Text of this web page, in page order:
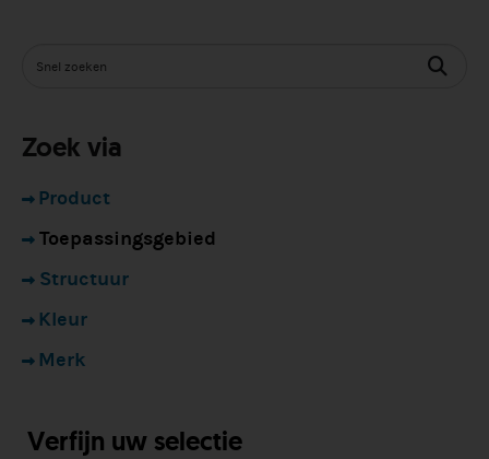
Zoek via
Product
Toepassingsgebied
Structuur
Kleur
Merk
Verfijn uw selectie